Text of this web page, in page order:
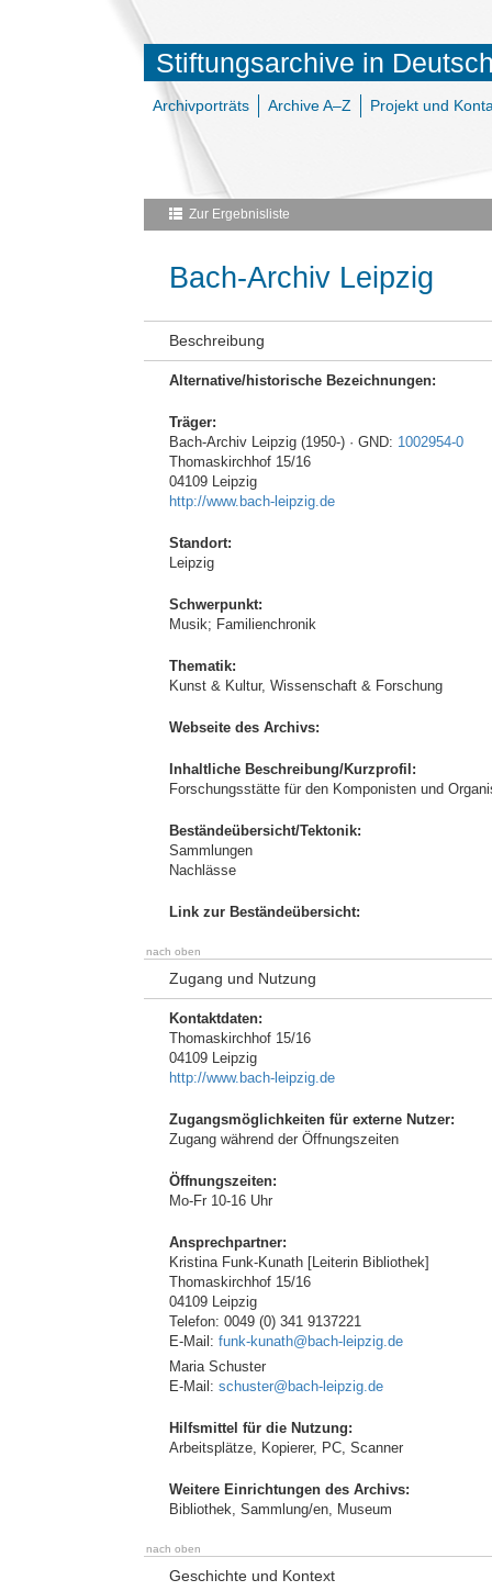
Stiftungsarchive in
Archivporträts Archive A–Z Projekt und
Zur Ergebnisliste
Bach-Archiv Leipzig
Beschreibung
Alternative/historische Bezeichnungen:
Träger:
Bach-Archiv Leipzig (1950-) · GND: 1002954-0
Thomaskirchhof 15/16
04109 Leipzig
http://www.bach-leipzig.de
Standort:
Leipzig
Schwerpunkt:
Musik; Familienchronik
Thematik:
Kunst & Kultur, Wissenschaft & Forschung
Webseite des Archivs:
Inhaltliche Beschreibung/Kurzprofil:
Forschungsstätte für den Komponisten und
Beständeübersicht/Tektonik:
Sammlungen
Nachlässe
Link zur Beständeübersicht:
nach oben
Zugang und Nutzung
Kontaktdaten:
Thomaskirchhof 15/16
04109 Leipzig
http://www.bach-leipzig.de
Zugangsmöglichkeiten für externe Nutzer:
Zugang während der Öffnungszeiten
Öffnungszeiten:
Mo-Fr 10-16 Uhr
Ansprechpartner:
Kristina Funk-Kunath [Leiterin Bibliothek]
Thomaskirchhof 15/16
04109 Leipzig
Telefon: 0049 (0) 341 9137221
E-Mail: funk-kunath@bach-leipzig.de
Maria Schuster
E-Mail: schuster@bach-leipzig.de
Hilfsmittel für die Nutzung:
Arbeitsplätze, Kopierer, PC, Scanner
Weitere Einrichtungen des Archivs:
Bibliothek, Sammlung/en, Museum
nach oben
Geschichte und Kontext